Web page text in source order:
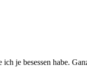
je besessen habe.